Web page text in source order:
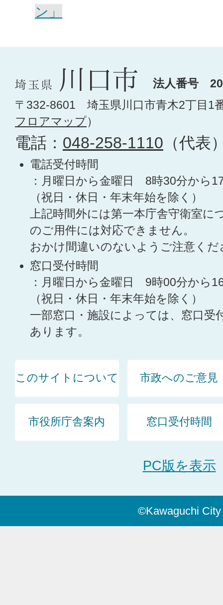
ン」
法人番号
〒332-8601 埼玉県川口市青木2丁目1
フロアマップ）
電話： 048-258-1110 （代表
電話受付時間
：月曜日から金曜日 8時30分から
（祝日・休日・年末年始を除く）
上記時間外には第一本庁舎守衛室
のご用件には対応できません。
おかけ間違いのないようご注意くだ
窓口受付時間
：月曜日から金曜日 9時00分から
（祝日・休日・年末年始を除く）
一部窓口・施設によっては、窓口受
あります。
このサイトについて 市政へのご意見
市役所庁舎案内 窓口受付時間
PC版を表示
©Kawaguchi City